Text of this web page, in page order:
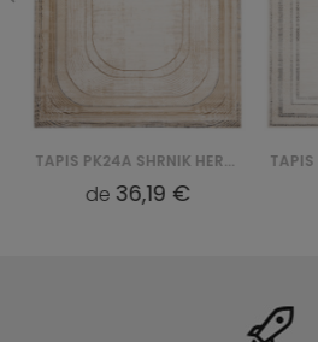
TAPIS PK24A SHRNIK HERA HBV - KREMOWY
de36,19 €